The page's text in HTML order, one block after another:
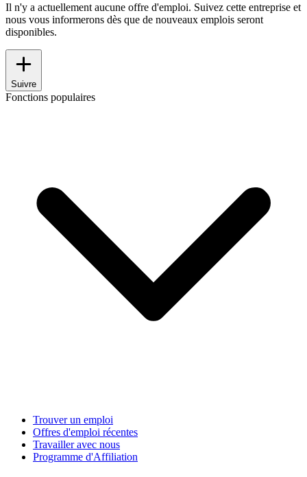
Il n'y a actuellement aucune offre d'emploi. Suivez cette entreprise et
nous vous informerons dès que de nouveaux emplois seront
disponibles.
Suivre
Fonctions populaires
Trouver un emploi
Offres d'emploi récentes
Travailler avec nous
Programme d'Affiliation